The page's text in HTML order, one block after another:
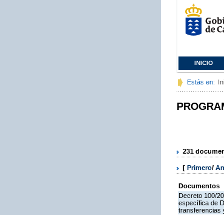
INICIO
Estás en:
231
[ Primero/
Documentos
Decreto 100/
específica de
transferencias